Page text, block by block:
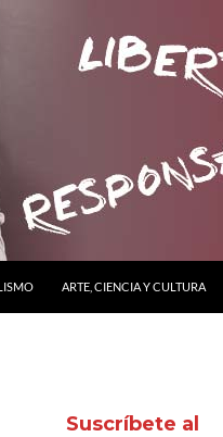
ARTE, CIENCIA Y CULTURA
Suscríbete al